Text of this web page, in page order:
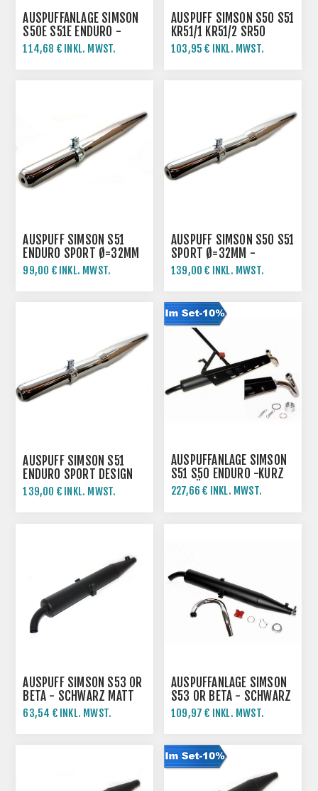
AUSPUFFANLAGE SIMSON
S50E S51E ENDURO -
VERCHROMT
114,68 € INKL. MWST.
AUSPUFF SIMSON S50 S51
KR51/1 KR51/2 SR50
SR80 - SPORT Ø=32MM -
VERCHROMT
103,95 € INKL. MWST.
AUSPUFF SIMSON S51
ENDURO SPORT Ø=32MM
- VERCHROMT
99,00 € INKL. MWST.
AUSPUFF SIMSON S50 S51
SPORT Ø=32MM -
VERCHROMT
139,00 € INKL. MWST.
AUSPUFF SIMSON S51
ENDURO SPORT DESIGN
Ø=32MM - VERCHROMT
139,00 € INKL. MWST.
AUSPUFFANLAGE SIMSON
S51 S50 ENDURO -KURZ
AUSFÜHRUNG
227,66 € INKL. MWST.
AUSPUFF SIMSON S53 OR
BETA - SCHWARZ MATT
LACKIERT
63,54 € INKL. MWST.
AUSPUFFANLAGE SIMSON
S53 OR BETA - SCHWARZ
MATT LACKIERT
109,97 € INKL. MWST.